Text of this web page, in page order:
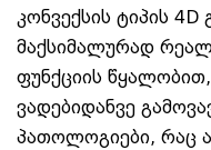
კონვექსის ტიპის
მაქსიმალურად
ფუნქციის
ვადებიდანვე
პათოლოგიები, რაც